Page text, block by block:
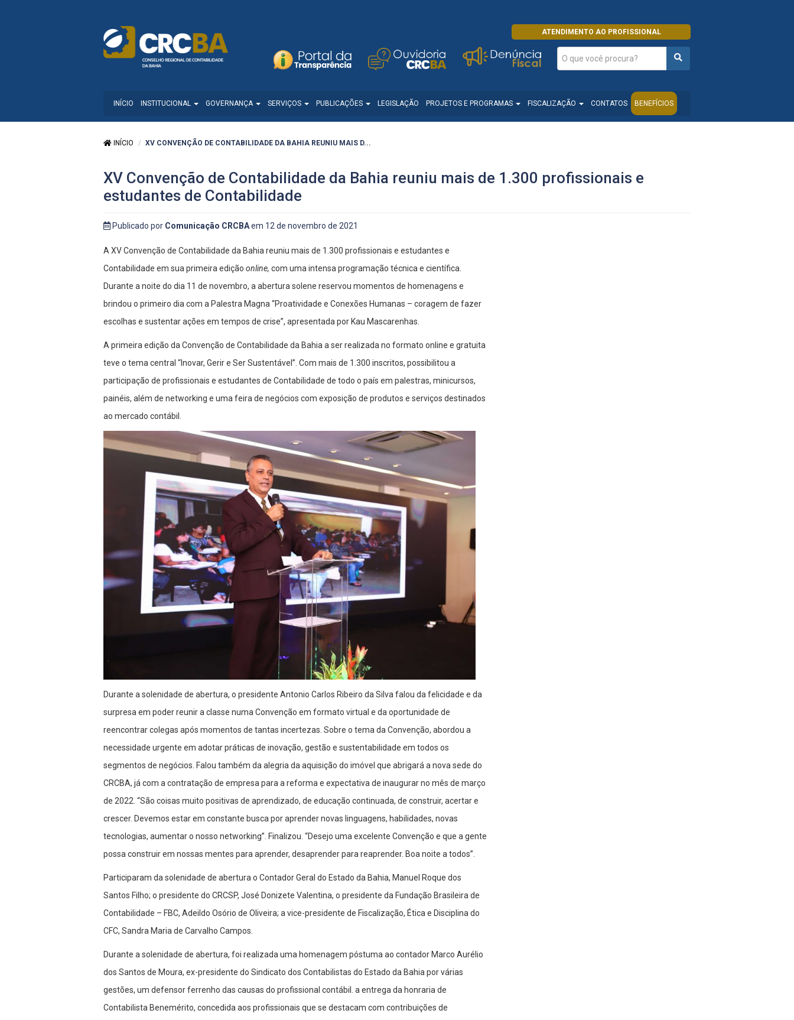
ATENDIMENTO AO PROFISSIONAL
INÍCIO INSTITUCIONAL GOVERNANÇA SERVIÇOS PUBLICAÇÕES LEGISLAÇÃO PROJETOS E PROGRAMAS FISCALIZAÇÃO CONTATOS BENEFÍCIOS
INÍCIO XV CONVENÇÃO DE CONTABILIDADE DA BAHIA REUNIU MAIS D...
XV Convenção de Contabilidade da Bahia reuniu mais de 1.300 profissionais e
estudantes de Contabilidade
Publicado por Comunicação CRCBAem 12 de novembro de 2021
A XV Convenção de Contabilidade da Bahia reuniu mais de 1.300 profissionais e estudantes e
Contabilidade em sua primeira edição online, com uma intensa programação técnica e científica.
Durante a noite do dia 11 de novembro, a abertura solene reservou momentos de homenagens e
brindou o primeiro dia com a Palestra Magna “Proatividade e Conexões Humanas – coragem de fazer
escolhas e sustentar ações em tempos de crise”, apresentada por Kau Mascarenhas.
A primeira edição da Convenção de Contabilidade da Bahia a ser realizada no formato online e gratuita
teve o tema central “Inovar, Gerir e Ser Sustentável”. Com mais de 1.300 inscritos, possibilitou a
participação de profissionais e estudantes de Contabilidade de todo o país em palestras, minicursos,
painéis, além de networking e uma feira de negócios com exposição de produtos e serviços destinados
ao mercado contábil.
Durante a solenidade de abertura, o presidente Antonio Carlos Ribeiro da Silva falou da felicidade e da
surpresa em poder reunir a classe numa Convenção em formato virtual e da oportunidade de
reencontrar colegas após momentos de tantas incertezas. Sobre o tema da Convenção, abordou a
necessidade urgente em adotar práticas de inovação, gestão e sustentabilidade em todos os
segmentos de negócios. Falou também da alegria da aquisição do imóvel que abrigará a nova sede do
CRCBA, já com a contratação de empresa para a reforma e expectativa de inaugurar no mês de março
de 2022. “São coisas muito positivas de aprendizado, de educação continuada, de construir, acertar e
crescer. Devemos estar em constante busca por aprender novas linguagens, habilidades, novas
tecnologias, aumentar o nosso networking”. Finalizou. “Desejo uma excelente Convenção e que a gente
possa construir em nossas mentes para aprender, desaprender para reaprender. Boa noite a todos”.
Participaram da solenidade de abertura o Contador Geral do Estado da Bahia, Manuel Roque dos
Santos Filho; o presidente do CRCSP, José Donizete Valentina, o presidente da Fundação Brasileira de
Contabilidade – FBC, Adeildo Osório de Oliveira; a vice-presidente de Fiscalização, Ética e Disciplina do
CFC, Sandra Maria de Carvalho Campos.
Durante a solenidade de abertura, foi realizada uma homenagem póstuma ao contador Marco Aurélio
dos Santos de Moura, ex-presidente do Sindicato dos Contabilistas do Estado da Bahia por várias
gestões, um defensor ferrenho das causas do profissional contábil. a entrega da honraria de
Contabilista Benemérito, concedida aos profissionais que se destacam com contribuições de